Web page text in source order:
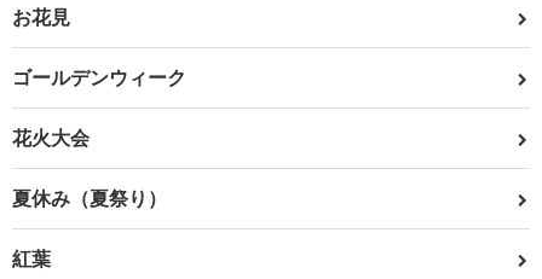
お花見
ゴールデンウィーク
花火大会
夏休み（夏祭り）
紅葉